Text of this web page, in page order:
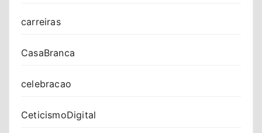
carreiras
CasaBranca
celebracao
CeticismoDigital